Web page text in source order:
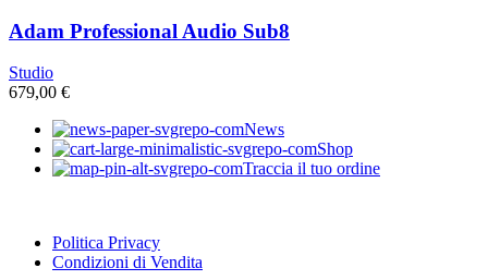
Adam Professional Audio Sub8
Studio
679,00 €
News
Shop
Traccia il tuo ordine
Politica Privacy
Condizioni di Vendita